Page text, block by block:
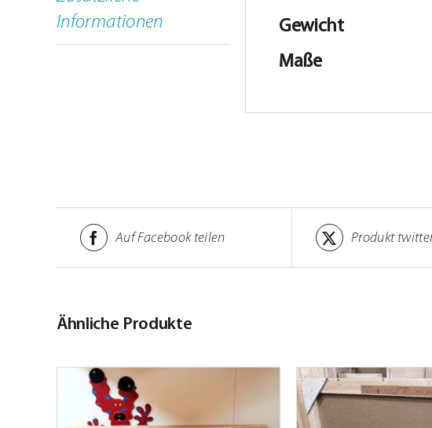
Informationen
Gewicht
Maße
Auf Facebook teilen Produkt
Ähnliche Produkte